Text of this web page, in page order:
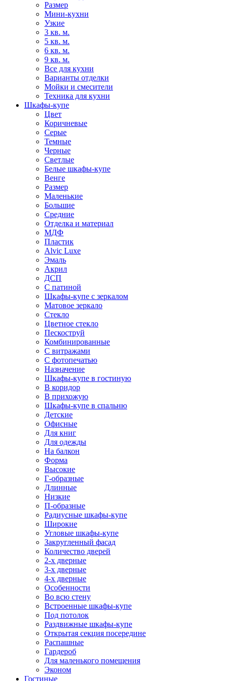
Размер
Мини-кухни
Узкие
3 кв. м.
5 кв. м.
6 кв. м.
9 кв. м.
Все для кухни
Варианты отделки
Мойки и смесители
Техника для кухни
Шкафы-купе
Цвет
Коричневые
Серые
Темные
Черные
Светлые
Белые шкафы-купе
Венге
Размер
Маленькие
Большие
Средние
Отделка и материал
МДФ
Пластик
Alvic Luxe
Эмаль
Акрил
ДСП
С патиной
Шкафы-купе с зеркалом
Матовое зеркало
Стекло
Цветное стекло
Пескоструй
Комбинированные
С витражами
С фотопечатью
Назначение
Шкафы-купе в гостиную
В коридор
В прихожую
Шкафы-купе в спальню
Детские
Офисные
Для книг
Для одежды
На балкон
Форма
Высокие
Г-образные
Длинные
Низкие
П-образные
Радиусные шкафы-купе
Широкие
Угловые шкафы-купе
Закругленный фасад
Количество дверей
2-х дверные
3-х дверные
4-х дверные
Особенности
Во всю стену
Встроенные шкафы-купе
Под потолок
Раздвижные шкафы-купе
Открытая секция посередине
Распашные
Гардероб
Для маленького помещения
Эконом
Гостиные